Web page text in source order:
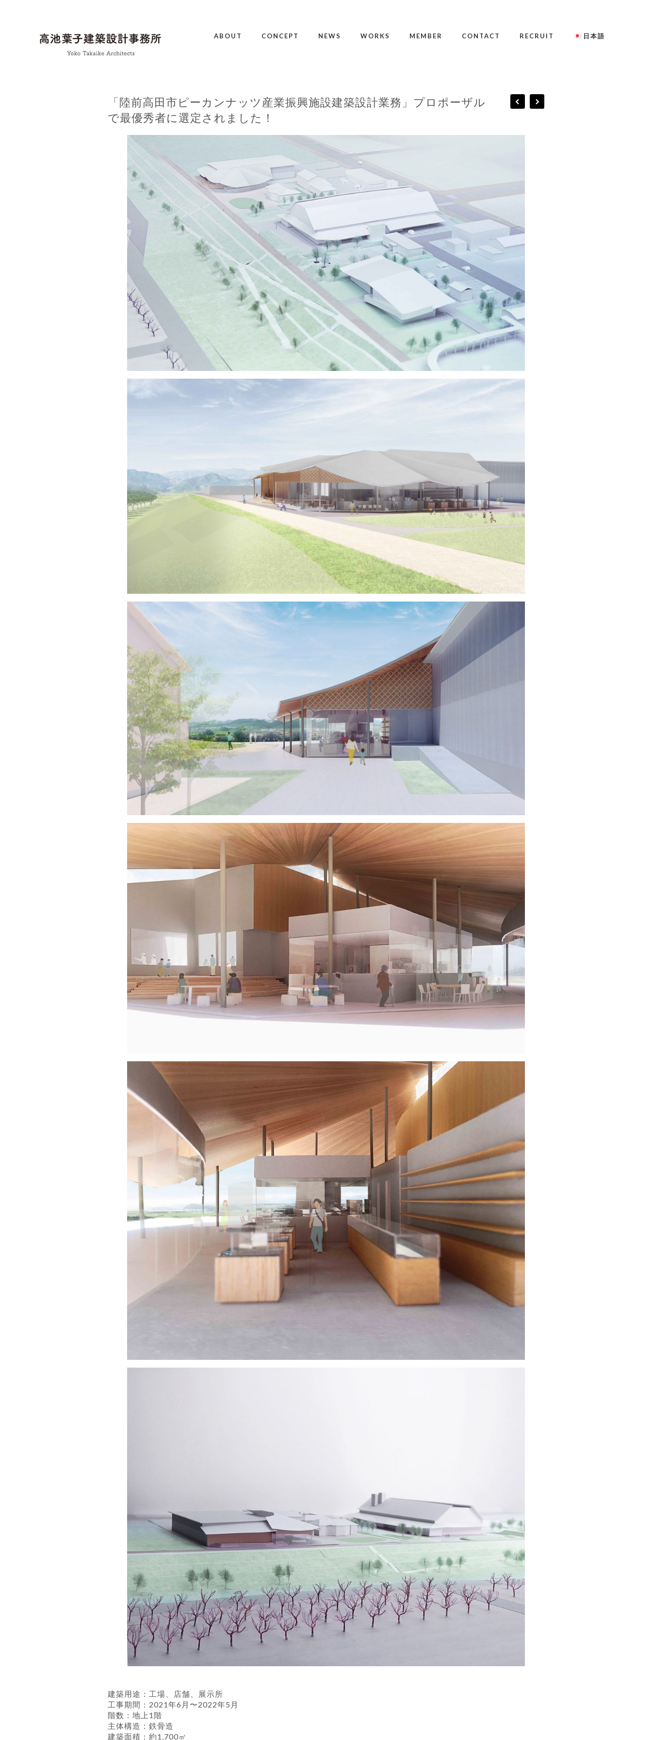
ABOUT CONCEPT NEWS WORKS MEMBER CONTACT RECRUIT 日本語
「陸前高田市ピーカンナッツ産業振興施設建築設計業務」プロポーザル
で最優秀者に選定されました！
建築用途：工場、店舗、展示所
工事期間：2021年6月〜2022年5月
階数：地上1階
主体構造：鉄骨造
建築面積：約1,700㎡